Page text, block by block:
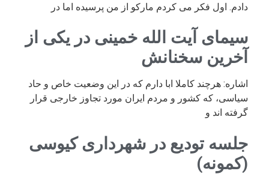
دادم. اول فکر می کردم مارکو از من پرسیده اما در
سیمای آیت الله خمینی در یکی از
آخرین سخنانش
اشاره: هرچند کاملا ابا دارم که در این وضعیت خاص و حاد
سیاسی، که کشور و مردم ایران مورد تجاوز خارجی قرار
گرفته اند و
جلسه تودیع در شهرداری کیوسی
(کمونه)